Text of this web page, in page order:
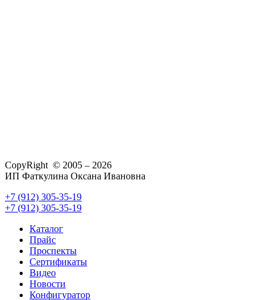
CopyRight © 2005 – 2026
ИП Фаткулина Оксана Ивановна
+7 (912) 305-35-19
+7 (912) 305-35-19
Каталог
Прайс
Проспекты
Сертификаты
Видео
Новости
Конфигуратор